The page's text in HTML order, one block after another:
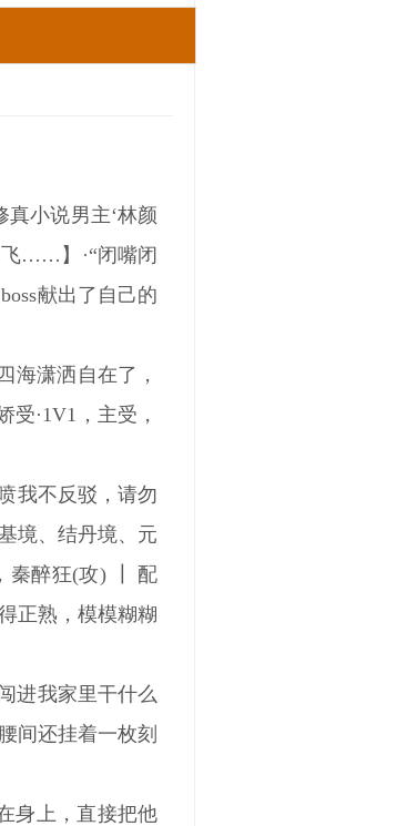
小说男主‘林颜
飞……】·“闭嘴闭
献出了自己的
海潇洒自在了，
·1V1，主受，
我不反驳，请勿
境、结丹境、元
秦醉狂(攻) ┃ 配
正熟，模模糊糊
进我家里干什么
间还挂着一枚刻
身上，直接把他